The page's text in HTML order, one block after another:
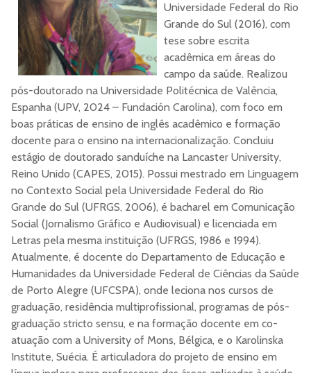
Universidade Federal do Rio
Grande do Sul (2016), com
tese sobre escrita
acadêmica em áreas do
campo da saúde. Realizou
pós-doutorado na Universidade Politécnica de Valência,
Espanha (UPV, 2024 – Fundación Carolina), com foco em
boas práticas de ensino de inglês acadêmico e formação
docente para o ensino na internacionalização. Concluiu
estágio de doutorado sanduíche na Lancaster University,
Reino Unido (CAPES, 2015). Possui mestrado em Linguagem
no Contexto Social pela Universidade Federal do Rio
Grande do Sul (UFRGS, 2006), é bacharel em Comunicação
Social (Jornalismo Gráfico e Audiovisual) e licenciada em
Letras pela mesma instituição (UFRGS, 1986 e 1994).
Atualmente, é docente do Departamento de Educação e
Humanidades da Universidade Federal de Ciências da Saúde
de Porto Alegre (UFCSPA), onde leciona nos cursos de
graduação, residência multiprofissional, programas de pós-
graduação stricto sensu, e na formação docente em co-
atuação com a University of Mons, Bélgica, e o Karolinska
Institute, Suécia. É articuladora do projeto de ensino em